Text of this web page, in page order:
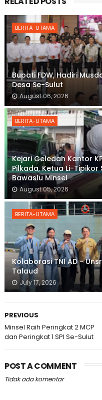
BERITA-UTAMA
Bupati FDW, Hadiri
Desa Se-Sulut
August 06, 2026
BERITA-UTAMA
Kejari Geledah Kantor
Pilkada, Ketua Li-Tipikor
Bawaslu Minsel
August 05, 2026
BERITA-UTAMA
Kolaborasi TNI AD -
Talaud
July 17, 2026
PREVIOUS
Minsel Raih Peringkat 2 MCP
dan Peringkat 1 SPI Se-Sulut
POST A COMMENT
Tidak ada komentar